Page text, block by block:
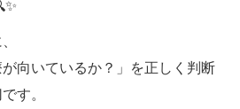
向いているか？」を正しく判断
す。